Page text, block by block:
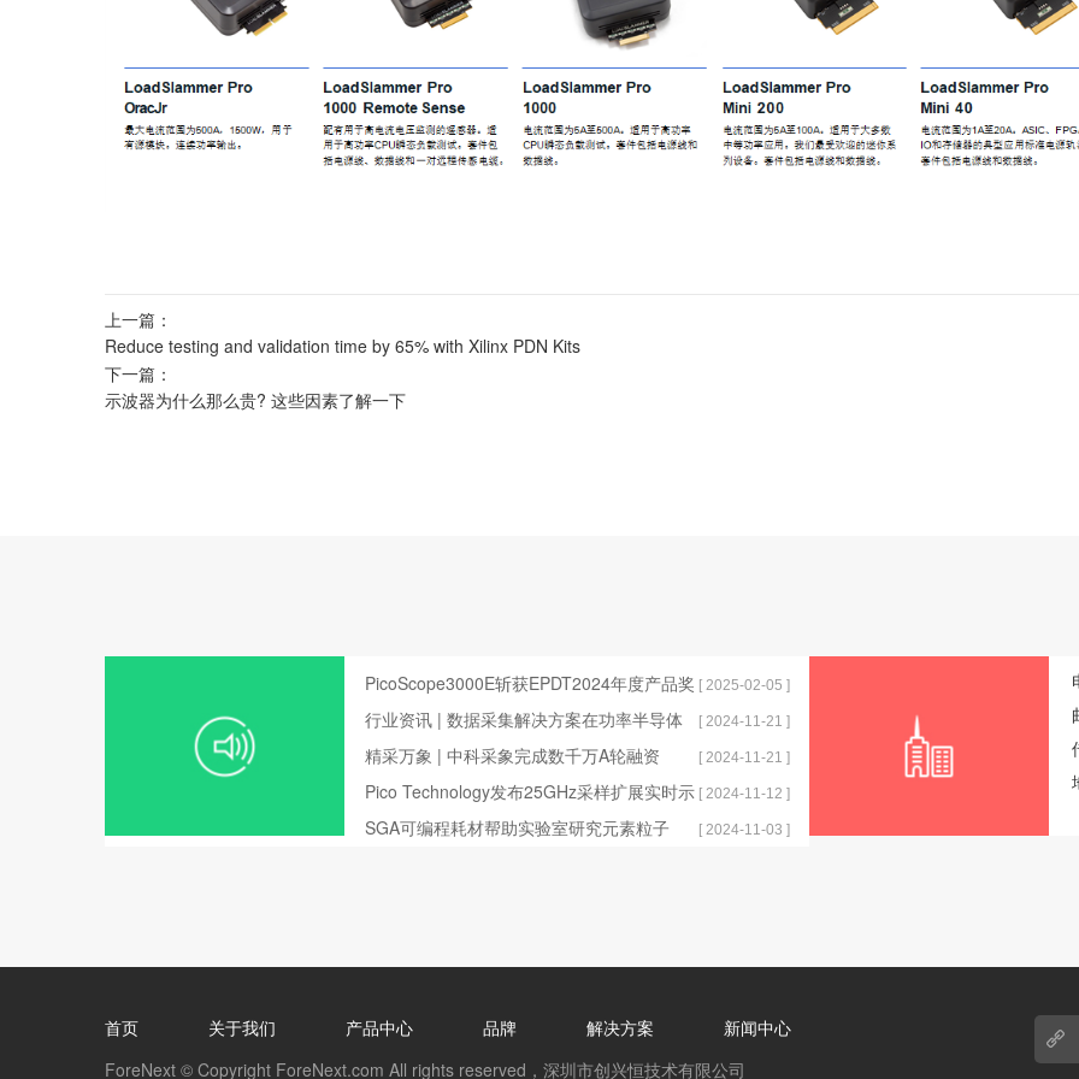
上一篇：
Reduce testing and validation time by 65% with Xilinx PDN Kits
下一篇：
示波器为什么那么贵? 这些因素了解一下
PicoScope3000E斩获EPDT2024年度产品奖 [ 2025-02-05 ]
行业资讯 | 数据采集解决方案在功率半导体
测试领域的应用
[ 2024-11-21 ]
精采万象 | 中科采象完成数千万A轮融资 [ 2024-11-21 ]
Pico Technology发布25GHz采样扩展实时示
波器
[ 2024-11-12 ]
SGA可编程耗材帮助实验室研究元素粒子 [ 2024-11-03 ]
首页 关于我们 产品中心 品牌 解决方案
新闻中心
ForeNext © Copyright ForeNext.com All rights reserved，深圳市创兴恒技术有限公司